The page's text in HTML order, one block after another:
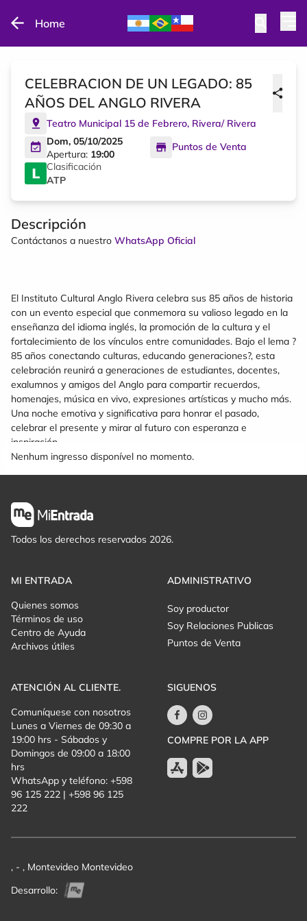
Home
CELEBRACION DE UN LEGADO: 85
AÑOS DEL ANGLO RIVERA
Teatro Municipal 15 de Febrero, Rivera/ Rivera
Dom, 05/10/2025
Apertura: 19:00
Puntos de Venta
Clasificación
ATP
Descripción
Contáctanos a nuestro WhatsApp Oficial
El Instituto Cultural Anglo Rivera celebra sus 85 años de historia
con un evento especial que conmemora su valioso legado en la
enseñanza del idioma inglés, la promoción de la cultura y el
fortalecimiento de los vínculos entre comunidades. Bajo el lema ?
85 años conectando culturas, educando generaciones?, esta
celebración reunirá a generaciones de estudiantes, docentes,
exalumnos y amigos del Anglo para compartir recuerdos,
homenajes, música en vivo, expresiones artísticas y mucho más.
Una noche emotiva y significativa para honrar el pasado,
celebrar el presente y mirar al futuro con esperanza e
inspiración.
Nenhum ingresso disponível no momento.
Todos los derechos reservados 2026.
MI ENTRADA
Quienes somos
Términos de uso
Centro de Ayuda
Archivos útiles
ADMINISTRATIVO
Soy productor
Soy Relaciones Publicas
Puntos de Venta
ATENCIÓN AL CLIENTE.
Comuníquese con nosotros
Lunes a Viernes de 09:30 a
19:00 hrs - Sábados y
Domingos de 09:00 a 18:00
hrs
WhatsApp y teléfono: +598
96 125 222 | +598 96 125
222
SIGUENOS
COMPRE POR LA APP
Desarrollo:
, - , Montevideo Montevideo